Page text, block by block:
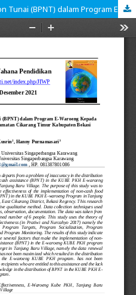
Efektivitas Bantuan Pangan Non Tunai (BPNT) dalam Program E-Waroeng Kepada Masyarakatdesa Tanjung Baru Kecamatan Cikarang Timur Kabupaten Bekasi